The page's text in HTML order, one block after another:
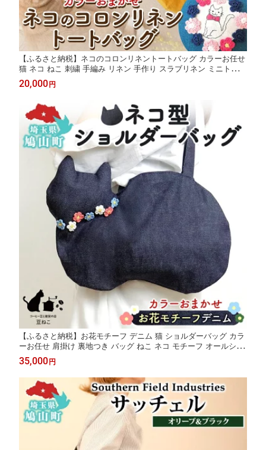
【ふるさと納税】ネコのコロンリネントートバッグ カラーお任せ
猫 ネコ ねこ 刺繍 手編み リネン 手作り スラブリネン ミニトート
バッグ 裏地付き 内ポケット お出かけ 雑貨 豆ねこ 埼玉県 鳩山町
20,000 円
【ふるさと納税】お花モチーフ デニム 猫 ショルダーバッグ カラ
ーお任せ 肩掛け 裏地つき バッグ ねこ ネコ モチーフ オールシー
ズン コットン 合わせやすい お出かけ 雑貨 豆ねこ 埼玉県 鳩山町
35,000 円